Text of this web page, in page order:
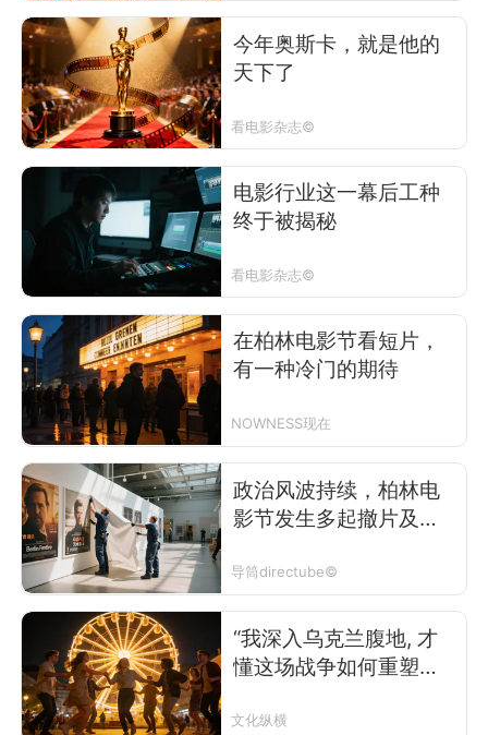
今年奥斯卡，就是他的
天下了
看电影杂志©
电影行业这一幕后工种
终于被揭秘
看电影杂志©
在柏林电影节看短片，
有一种冷门的期待
NOWNESS现在
政治风波持续，柏林电
影节发生多起撤片及抵
导筒directube©
“我深入乌克兰腹地, 才
懂这场战争如何重塑了
文化纵横